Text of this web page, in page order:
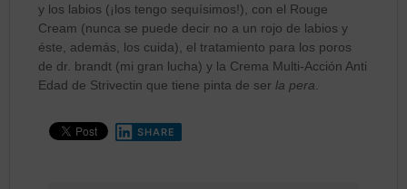
y los labios (¡los tengo sequísimos!), con el Rouge
Cream (nunca se puede decir no a un rojo de labios y
éste, además, los cuida), el tratamiento para los poros
de dr. brandt (mi gran lucha) y la Crema Multi-Acción Anti
Edad de Strivectin que tiene pinta de serla pera.
SHARE